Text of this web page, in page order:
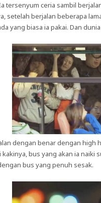
tersenyum ceria sambil
setelah berjalan beberapa
yang biasa ia pakai. Dan
dengan benar dengan high
bus yang akan ia naiki
bus yang penuh sesak.